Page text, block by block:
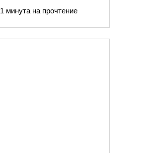
1 минута на прочтение